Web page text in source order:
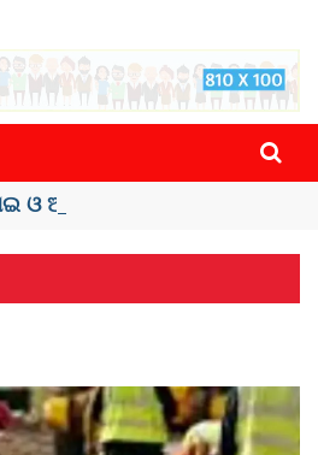
ଓ ଅନ୍ୟାନ୍ୟ ଡିଜିଟାଲ୍ ନେଣଦେଣ ...